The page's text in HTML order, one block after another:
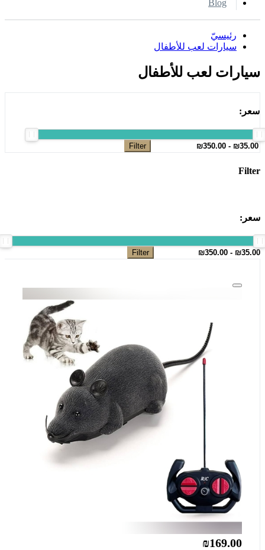
Blog
رئيسيّ
سيارات لعب للأطفال
سيارات لعب للأطفال
سعر:
Filter
Filter
سعر:
Filter
₪169.00